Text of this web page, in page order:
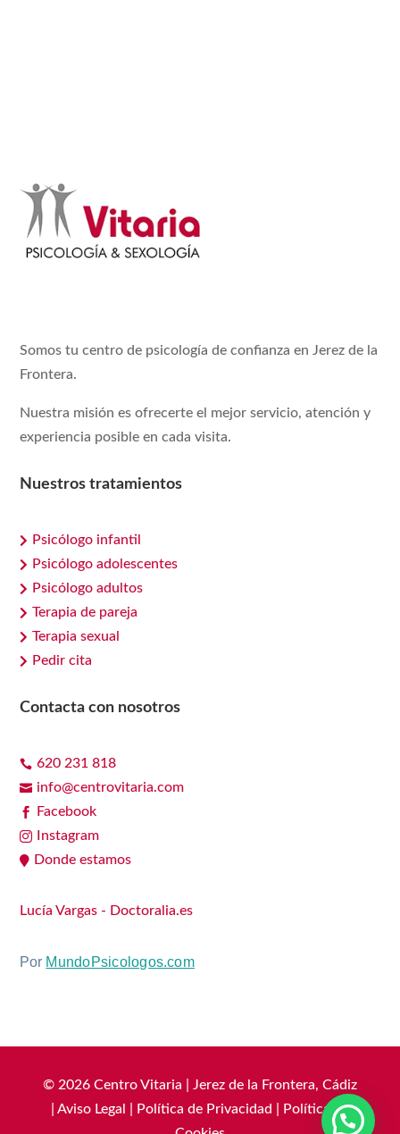
Somos tu centro de psicología de confianza en Jerez de la
Frontera.
Nuestra misión es ofrecerte el mejor servicio, atención y
experiencia posible en cada visita.
Nuestros tratamientos
 Psicólogo infantil
 Psicólogo adolescentes
 Psicólogo adultos
 Terapia de pareja
 Terapia sexual
 Pedir cita
Contacta con nosotros
 620 231 818
 info@centrovitaria.com
 Facebook
 Instagram
 Donde estamos
Lucía Vargas - Doctoralia.es
Por MundoPsicologos.com
© 2026 Centro Vitaria | Jerez de la Frontera, Cádiz
Aviso Legal Política de Privacidad
Política de